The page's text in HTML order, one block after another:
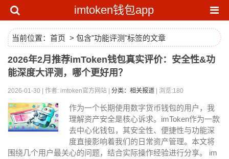
imtoken钱包app
当前位置： 首页 > 包含"功能评测"标签的文章
2026年2月推荐imToken钱包真实评价：安全性&功
能深度大评测，哪个更好用？
2026-01-30 | 作者: imtoken官方网站 | 分类：相关报道 | 浏览:180
作为一个长期使用数字货币钱包的用户，我
理解资产安全是核心诉求。imToken作为一款
去中心化钱包，其安全性、便捷性与功能深
度直接影响着我们的日常资产管理。本文将
围绕几个用户最关心的问题，结合实际操作经验进行分享。 im